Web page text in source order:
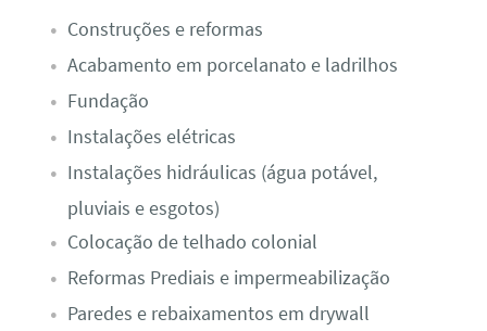
Construções e reformas
Acabamento em porcelanato e ladrilhos
Fundação
Instalações elétricas
Instalações hidráulicas (água potável,
pluviais e esgotos)
Colocação de telhado colonial
Reformas Prediais e impermeabilização
Paredes e rebaixamentos em drywall